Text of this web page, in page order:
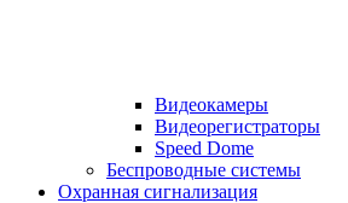
Видеокамеры
Видеорегистраторы
Speed Dome
Беспроводные системы
Охранная сигнализация